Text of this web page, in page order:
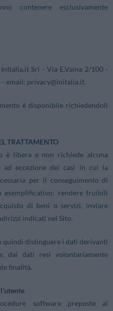
contenere esclusivamente
Srl - Via E.Vaina 2/100 -
- email: privacy@initalia.it.
è disponibile richiedendoli
TRATTAMENTO
è libera e non richiede alcuna
ad eccezione dei casi in cui la
per il conseguimento di
rendere fruibili
di beni o servizi, inviare
indicati nel Sito.
quindi distinguere i dati derivanti
dai dati resi volontariamente
finalità.
software preposte al